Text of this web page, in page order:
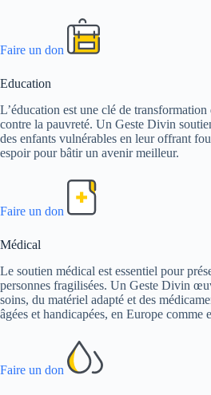
Faire un don
Education
L’éducation est une clé de
contre la pauvreté. Un Geste Divin
des enfants vulnérables en leur offrant
espoir pour bâtir un avenir meilleur.
Faire un don
Médical
Le soutien médical est essentiel pour
personnes fragilisées. Un Geste Divin
soins, du matériel adapté et des
âgées et handicapées, en Europe comme
Faire un don